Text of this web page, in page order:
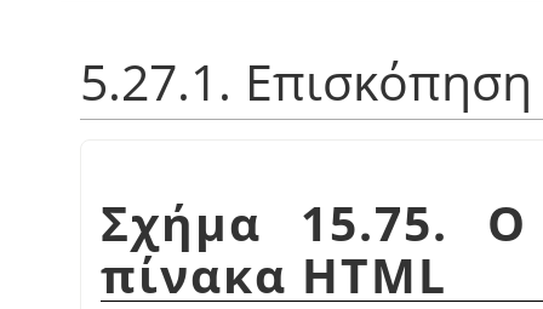
5.27.1. Επισκόπηση
Σχήμα 15.75. Ο
πίνακα HTML